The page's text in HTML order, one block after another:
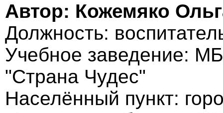
Автор: Кожемяко
Должность:
Учебное заведение:
"Страна Чудес"
Населённый пункт: